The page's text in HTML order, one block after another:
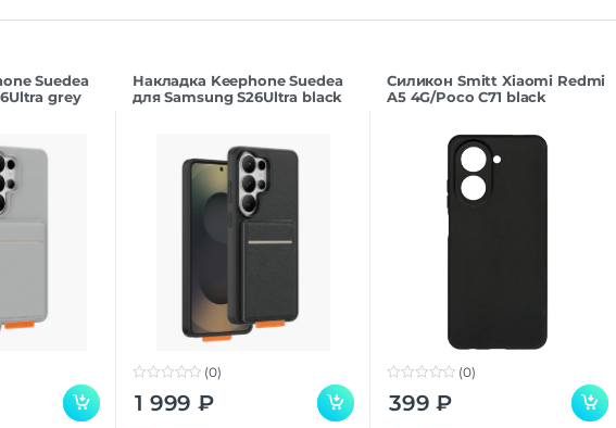
Suedea
grey
Накладка Keephone Suedea
для Samsung S26Ultra black
(0)
1 999 ₽
Силикон Smitt Xiaomi Redmi
A5 4G/Poco C71 black
o
(0)
399 ₽